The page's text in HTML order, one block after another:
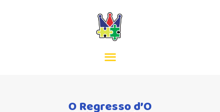
O Regresso d’O
EQUIPA